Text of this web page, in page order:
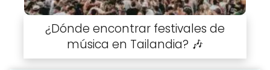
¿Dónde encontrar festivales de
música en Tailandia? 🎶